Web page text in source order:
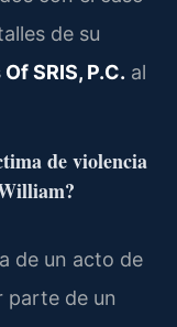
de su
SRIS, P.C. al
de violencia
de un acto de
parte de un